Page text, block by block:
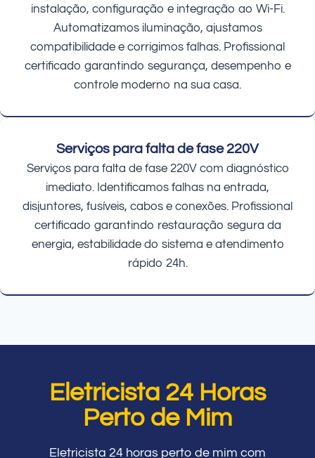
instalação, configuração e integração ao Wi-Fi.
Automatizamos iluminação, ajustamos
compatibilidade e corrigimos falhas. Profissional
certificado garantindo segurança, desempenho e
controle moderno na sua casa.
Serviços para falta de fase 220V
Serviços para falta de fase 220V com diagnóstico
imediato. Identificamos falhas na entrada,
disjuntores, fusíveis, cabos e conexões. Profissional
certificado garantindo restauração segura da
energia, estabilidade do sistema e atendimento
rápido 24h.
Eletricista 24 Horas
Perto de Mim
Eletricista 24 horas perto de mim com